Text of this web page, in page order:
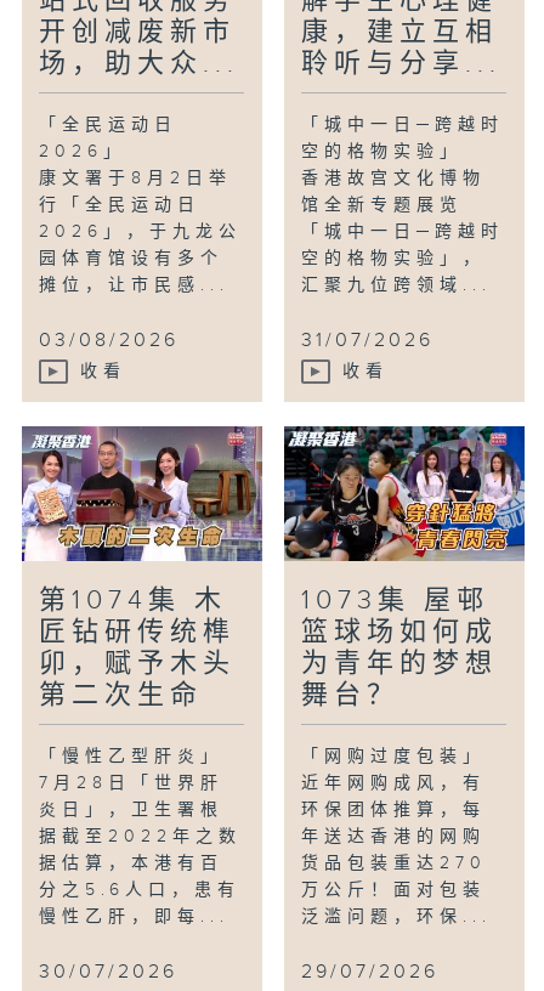
开创减废新市
场，助大众...
「全民运动日
2026」
康文署于8月2日举
行「全民运动日
2026」，于九龙公
园体育馆设有多个
摊位，让市民感...
03/08/2026
收看
康，建立互相
聆听与分享...
「城中一日─跨越时
空的格物实验」
香港故宫文化博物
馆全新专题展览
「城中一日─跨越时
空的格物实验」，
汇聚九位跨领域...
31/07/2026
收看
第1074集 木
匠钻研传统榫
卯，赋予木头
第二次生命
「慢性乙型肝炎」
7月28日「世界肝
炎日」，卫生署根
据截至2022年之数
据估算，本港有百
分之5.6人口，患有
慢性乙肝，即每...
30/07/2026
1073集 屋邨
篮球场如何成
为青年的梦想
舞台？
「网购过度包装」
近年网购成风，有
环保团体推算，每
年送达香港的网购
货品包装重达270
万公斤！面对包装
泛滥问题，环保...
29/07/2026